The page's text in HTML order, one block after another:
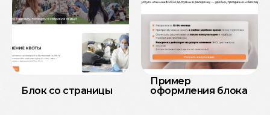
Блок со страницы
Пример
оформления блока